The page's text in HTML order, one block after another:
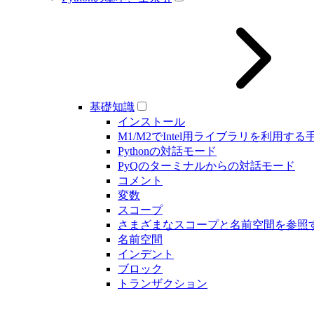
基礎知識
インストール
M1/M2でIntel用ライブラリを利用する
Pythonの対話モード
PyQのターミナルからの対話モード
コメント
変数
スコープ
さまざまなスコープと名前空間を参照
名前空間
インデント
ブロック
トランザクション